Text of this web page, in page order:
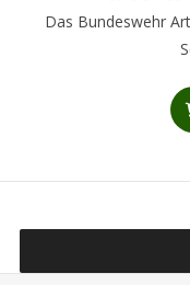
Das Bundeswehr